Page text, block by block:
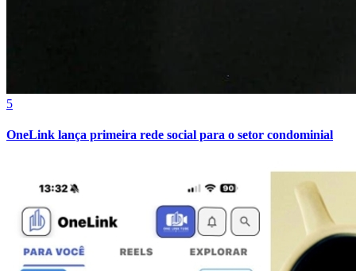
5
OneLink lança primeira rede social para o setor condominial